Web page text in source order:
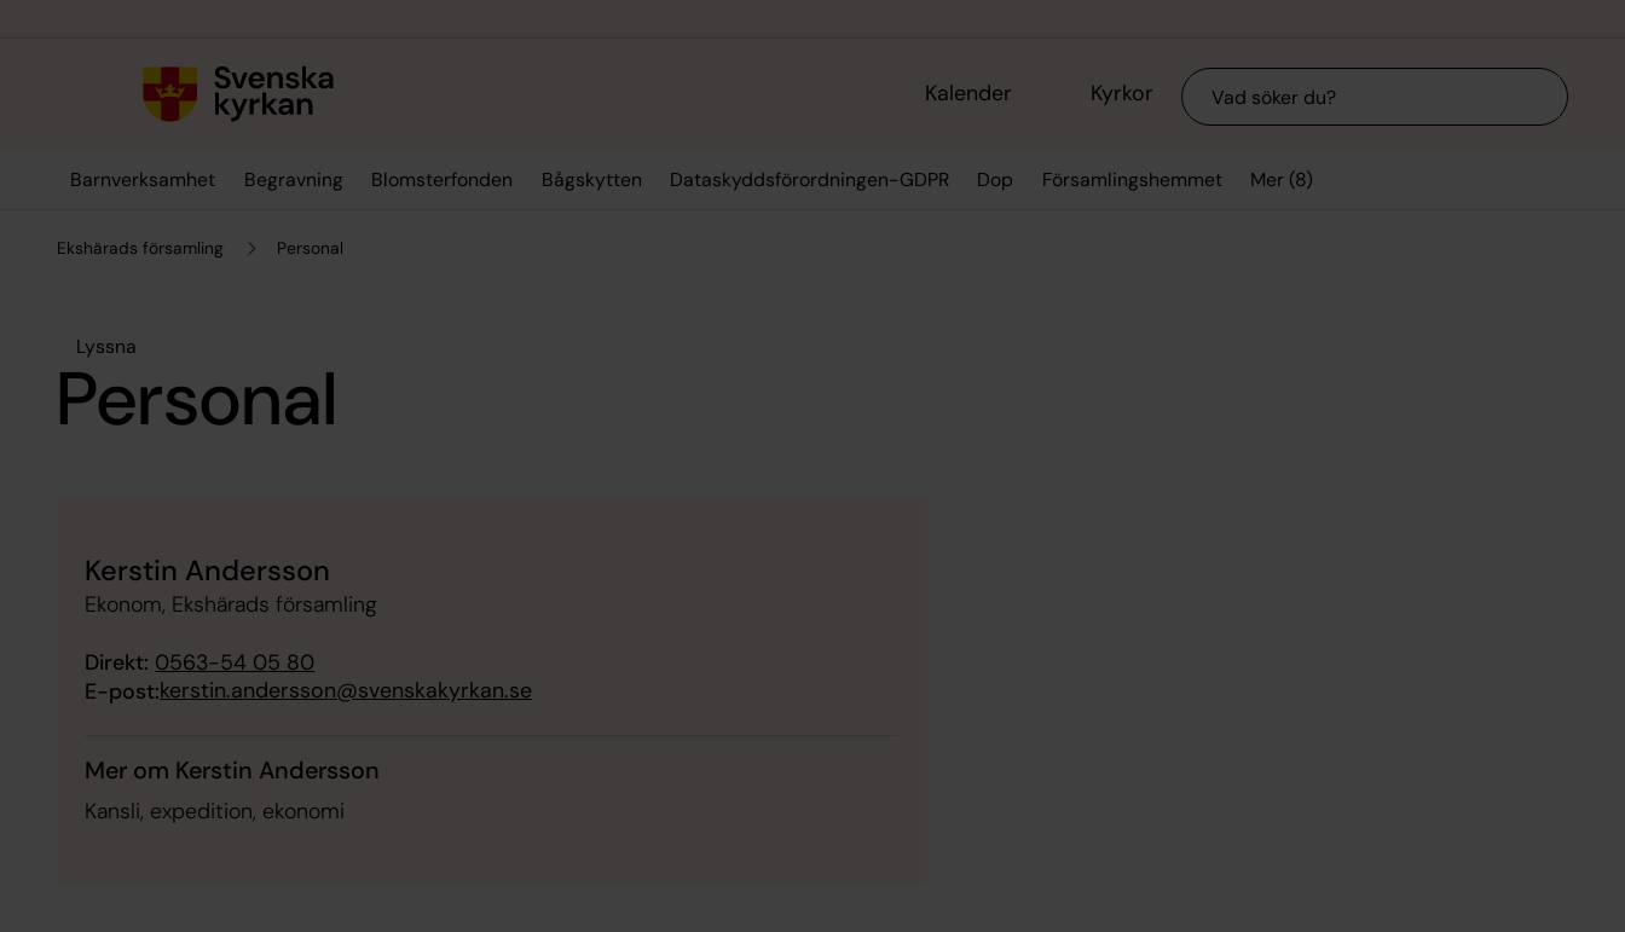
Kalender Kyrkor Sök
Barnverksamhet Begravning Blomsterfonden Bågskytten Dataskyddsförordningen-GDPR Dop Församlingshemmet Mer (8)
Ekshärads församling Personal
Lyssna
Personal
Kerstin Andersson
Ekonom, Ekshärads församling
Direkt: 0563-54 05 80
E-post:kerstin.andersson@svenskakyrkan.se
Mer om Kerstin Andersson
Kansli, expedition, ekonomi